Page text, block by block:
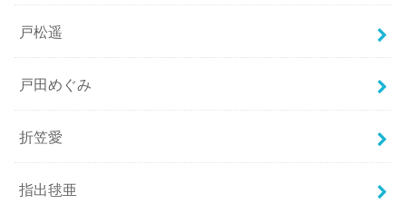
戸松遥
戸田めぐみ
折笠愛
指出毬亜